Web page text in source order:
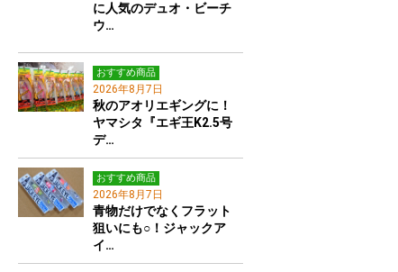
に人気のデュオ・ビーチ
ウ…
おすすめ商品
2026年8月7日
秋のアオリエギングに！
ヤマシタ『エギ王K2.5号
デ…
おすすめ商品
2026年8月7日
青物だけでなくフラット
狙いにも○！ジャックア
イ…